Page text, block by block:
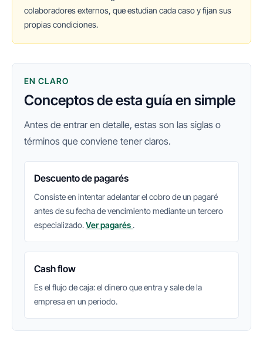
colaboradores externos, que estudian cada caso y fijan sus
propias condiciones.
EN CLARO
Conceptos de esta guía en simple
Antes de entrar en detalle, estas son las siglas o
términos que conviene tener claros.
Descuento de pagarés
Consiste en intentar adelantar el cobro de un pagaré
antes de su fecha de vencimiento mediante un tercero
especializado.Ver pagarés .
Cash flow
Es el flujo de caja: el dinero que entra y sale de la
empresa en un periodo.